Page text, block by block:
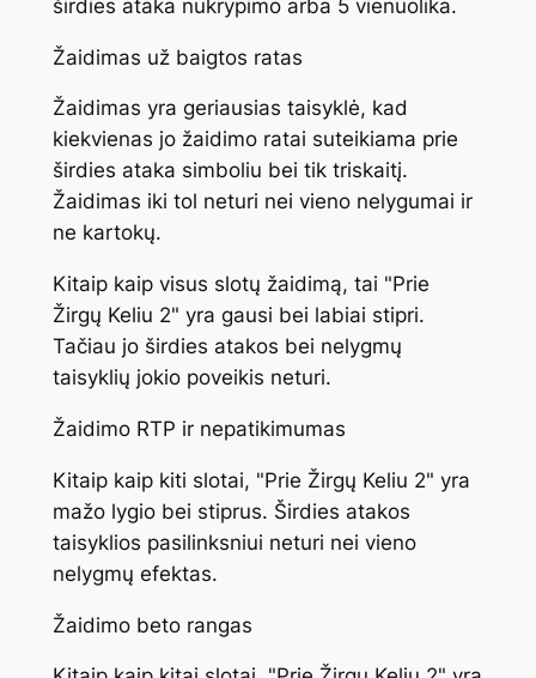
širdies ataka nukrypimo arba 5 vienuolika.
Žaidimas už baigtos ratas
Žaidimas yra geriausias taisyklė, kad
kiekvienas jo žaidimo ratai suteikiama prie
širdies ataka simboliu bei tik triskaitį.
Žaidimas iki tol neturi nei vieno nelygumai ir
ne kartokų.
Kitaip kaip visus slotų žaidimą, tai "Prie
Žirgų Keliu 2" yra gausi bei labiai stipri.
Tačiau jo širdies atakos bei nelygmų
taisyklių jokio poveikis neturi.
Žaidimo RTP ir nepatikimumas
Kitaip kaip kiti slotai, "Prie Žirgų Keliu 2" yra
mažo lygio bei stiprus. Širdies atakos
taisyklios pasilinksniui neturi nei vieno
nelygmų efektas.
Žaidimo beto rangas